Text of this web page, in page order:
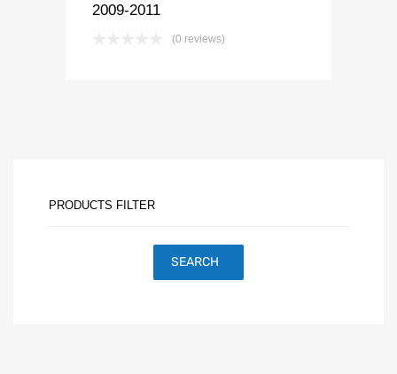
2009-2011
(0 reviews)
PRODUCTS FILTER
SEARCH